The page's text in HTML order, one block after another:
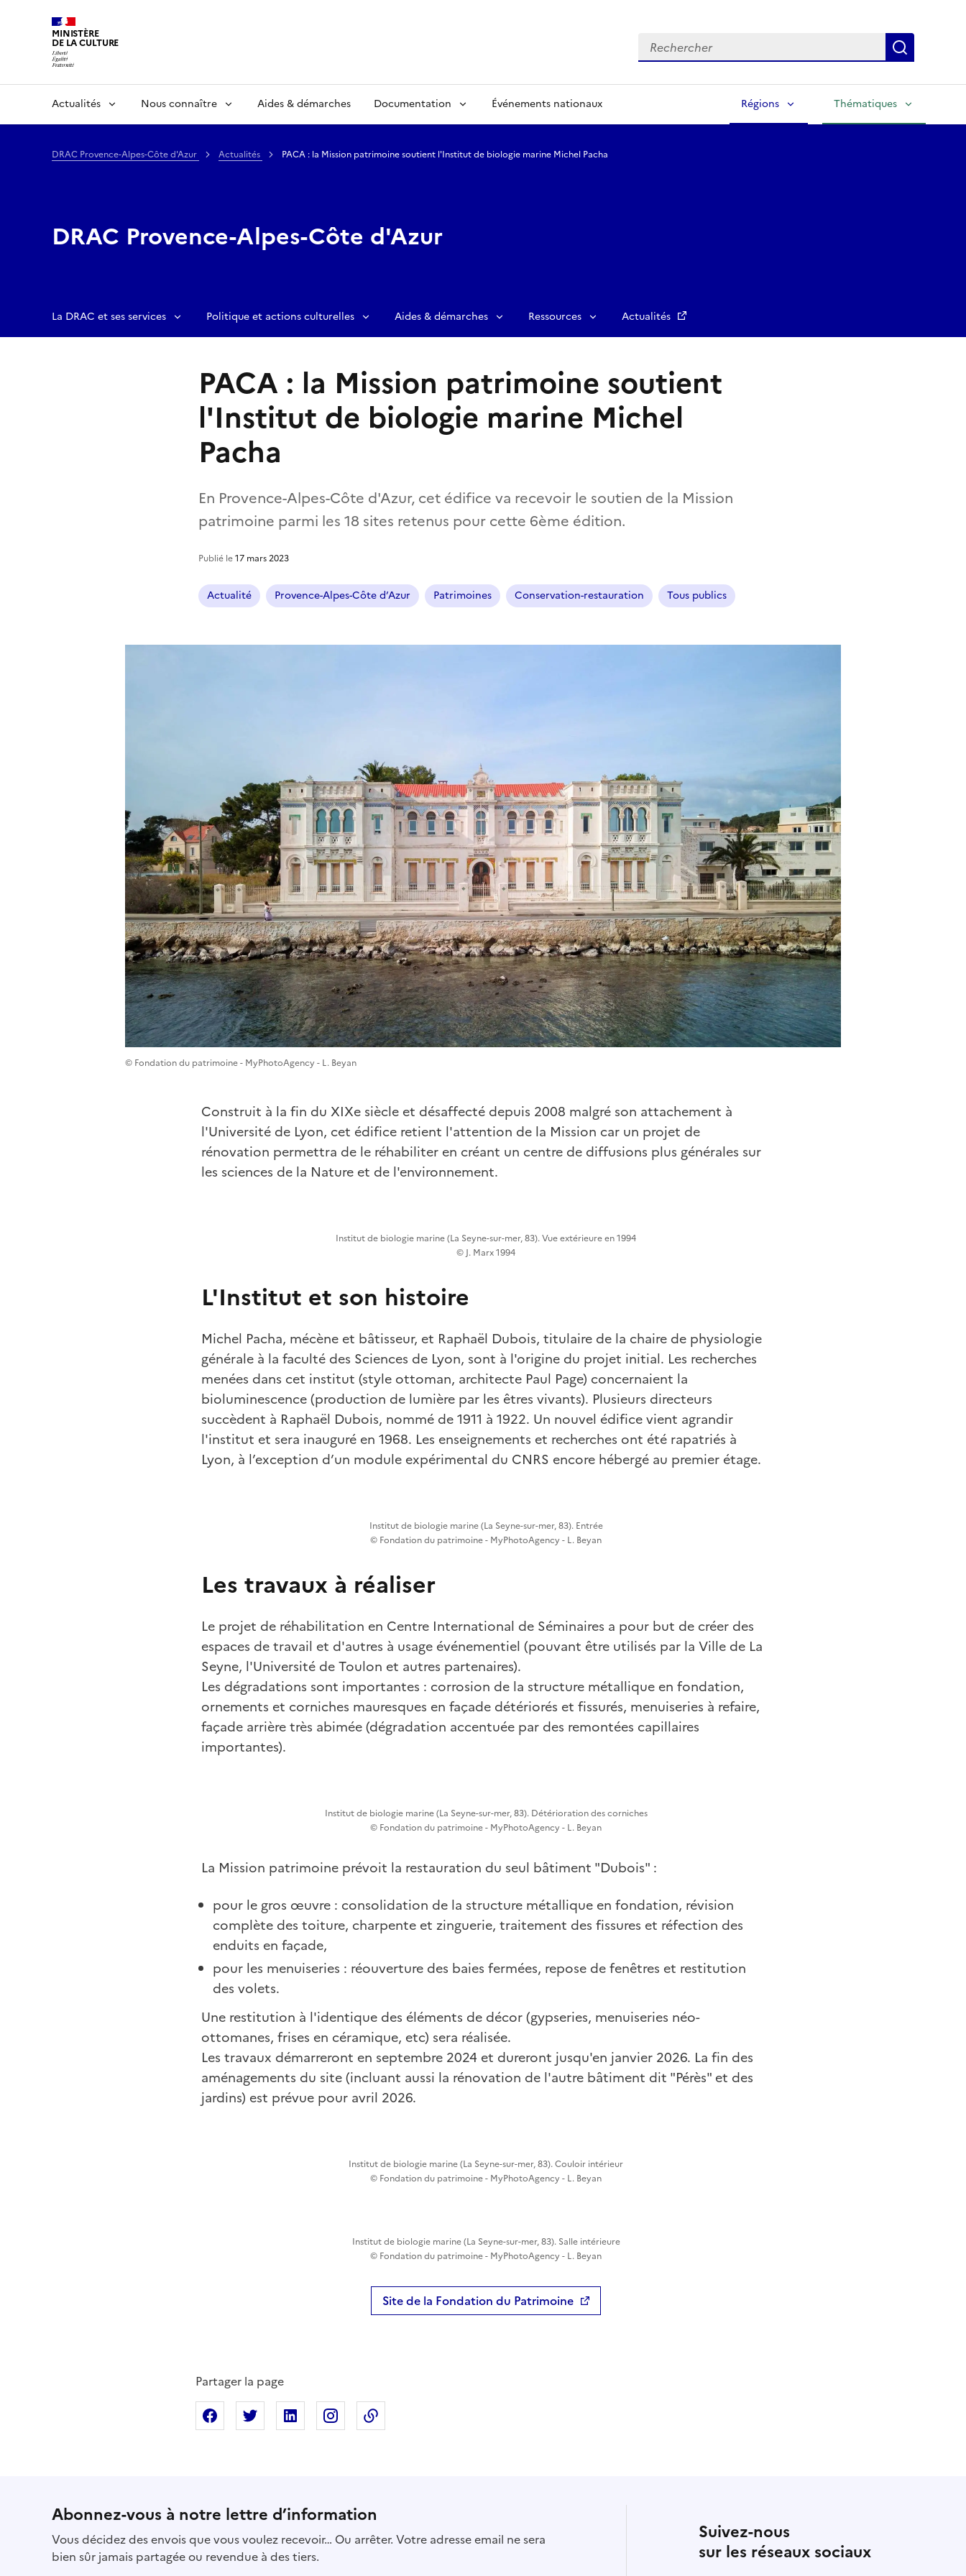
MINISTÈRE
DE LA CULTURE Rechercher
Actualités Nous connaître Aides & démarches Documentation Événements nationaux Régions Thématiques
DRAC Provence-Alpes-Côte d'Azur Actualités PACA : la Mission patrimoine soutient l'Institut de biologie marine Michel Pacha
DRAC Provence-Alpes-Côte d'Azur
La DRAC et ses services Politique et actions culturelles Aides & démarches Ressources Actualités
PACA : la Mission patrimoine soutient
l'Institut de biologie marine Michel
Pacha
En Provence-Alpes-Côte d'Azur, cet édifice va recevoir le soutien de la Mission
patrimoine parmi les 18 sites retenus pour cette 6ème édition.
Publié le17 mars 2023
Actualité Provence-Alpes-Côte d’Azur Patrimoines Conservation-restauration Tous publics
© Fondation du patrimoine - MyPhotoAgency - L. Beyan
Construit à la fin du XIXe siècle et désaffecté depuis 2008 malgré son attachement à
l'Université de Lyon, cet édifice retient l'attention de la Mission car un projet de
rénovation permettra de le réhabiliter en créant un centre de diffusions plus générales sur
les sciences de la Nature et de l'environnement.
Institut de biologie marine (La Seyne-sur-mer, 83). Vue extérieure en 1994
© J. Marx 1994
L'Institut et son histoire
Michel Pacha, mécène et bâtisseur, et Raphaël Dubois, titulaire de la chaire de physiologie
générale à la faculté des Sciences de Lyon, sont à l'origine du projet initial. Les recherches
menées dans cet institut (style ottoman, architecte Paul Page) concernaient la
bioluminescence (production de lumière par les êtres vivants). Plusieurs directeurs
succèdent à Raphaël Dubois, nommé de 1911 à 1922. Un nouvel édifice vient agrandir
l'institut et sera inauguré en 1968. Les enseignements et recherches ont été rapatriés à
Lyon, à l’exception d’un module expérimental du CNRS encore hébergé au premier étage.
Institut de biologie marine (La Seyne-sur-mer, 83). Entrée
© Fondation du patrimoine - MyPhotoAgency - L. Beyan
Les travaux à réaliser
Le projet de réhabilitation en Centre International de Séminaires a pour but de créer des
espaces de travail et d'autres à usage événementiel (pouvant être utilisés par la Ville de La
Seyne, l'Université de Toulon et autres partenaires).
Les dégradations sont importantes : corrosion de la structure métallique en fondation,
ornements et corniches mauresques en façade détériorés et fissurés, menuiseries à refaire,
façade arrière très abimée (dégradation accentuée par des remontées capillaires
importantes).
Institut de biologie marine (La Seyne-sur-mer, 83). Détérioration des corniches
© Fondation du patrimoine - MyPhotoAgency - L. Beyan
La Mission patrimoine prévoit la restauration du seul bâtiment "Dubois" :
pour le gros œuvre : consolidation de la structure métallique en fondation, révision
complète des toiture, charpente et zinguerie, traitement des fissures et réfection des
enduits en façade,
pour les menuiseries : réouverture des baies fermées, repose de fenêtres et restitution
des volets.
Une restitution à l'identique des éléments de décor (gypseries, menuiseries néo-
ottomanes, frises en céramique, etc) sera réalisée.
Les travaux démarreront en septembre 2024 et dureront jusqu'en janvier 2026. La fin des
aménagements du site (incluant aussi la rénovation de l'autre bâtiment dit "Pérès" et des
jardins) est prévue pour avril 2026.
Institut de biologie marine (La Seyne-sur-mer, 83). Couloir intérieur
© Fondation du patrimoine - MyPhotoAgency - L. Beyan
Institut de biologie marine (La Seyne-sur-mer, 83). Salle intérieure
© Fondation du patrimoine - MyPhotoAgency - L. Beyan
Site de la Fondation du Patrimoine
Partager la page
Partager sur Facebook
Partager sur XPartager sur Linkedin
Partager sur Instagram
Abonnez-vous à notre lettre d’information
Vous décidez des envois que vous voulez recevoir… Ou arrêter. Votre adresse email ne sera
bien sûr jamais partagée ou revendue à des tiers.
Suivez-nous
sur les réseaux sociaux